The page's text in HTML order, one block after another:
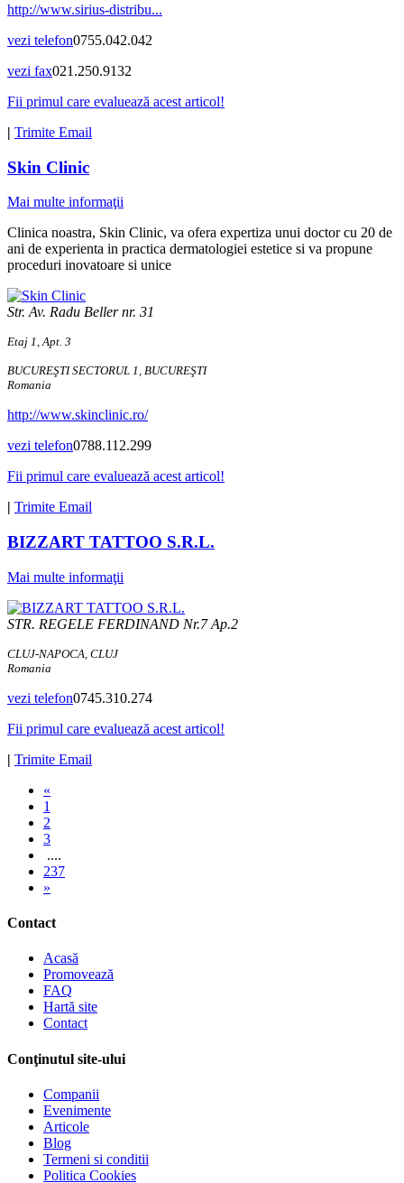
http://www.sirius-distribu...
vezi telefon0755.042.042
vezi fax021.250.9132
Fii primul care evaluează acest articol!
| Trimite Email
Skin Clinic
Mai multe informaţii
Clinica noastra, Skin Clinic, va ofera expertiza unui doctor cu 20 de
ani de experienta in practica dermatologiei estetice si va propune
proceduri inovatoare si unice
Str. Av. Radu Beller nr. 31
Etaj 1, Apt. 3
BUCUREŞTI SECTORUL 1, BUCUREŞTI
Romania
http://www.skinclinic.ro/
vezi telefon0788.112.299
Fii primul care evaluează acest articol!
| Trimite Email
BIZZART TATTOO S.R.L.
Mai multe informaţii
STR. REGELE FERDINAND Nr.7 Ap.2
CLUJ-NAPOCA, CLUJ
Romania
vezi telefon0745.310.274
Fii primul care evaluează acest articol!
| Trimite Email
«
1
2
3
....
237
»
Contact
Acasă
Promovează
FAQ
Hartă site
Contact
Conţinutul site-ului
Companii
Evenimente
Articole
Blog
Termeni si conditii
Politica Cookies